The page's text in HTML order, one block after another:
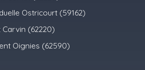
Ostricourt (59162)
(62220)
Oignies (62590)